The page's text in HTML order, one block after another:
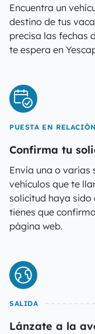
Encuentra un
destino de tus
precisa las fechas
te espera en
PUESTA EN RELACIÓN
Confirma tu
Envía una o varias
vehículos que te
solicitud haya
tienes que
página web.
SALIDA
Lánzate a la